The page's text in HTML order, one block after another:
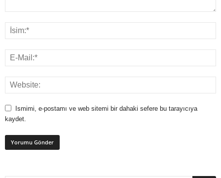
Ismimi, e-postamı ve web sitemi bir dahaki sefere bu tarayıcıya
kaydet.